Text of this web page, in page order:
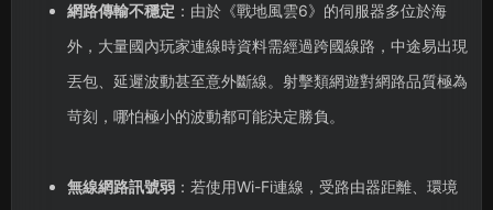
網路傳輸不穩定 ：由於《戰地風雲6》的伺服器多位於海
外，大量國內玩家連線時資料需經過跨國線路，中途易出現
丟包、延遲波動甚至意外斷線。射擊類網遊對網路品質極為
苛刻，哪怕極小的波動都可能決定勝負。
無線網路訊號弱：若使用Wi-Fi連線，受路由器距離、環境